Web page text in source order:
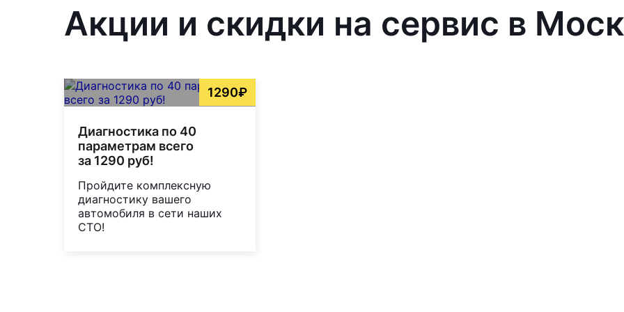
Акции и скидки на сервис в
1290₽
Диагностика по 40
параметрам всего
за 1290 руб!
Пройдите комплексную
диагностику вашего
автомобиля в сети наших
СТО!